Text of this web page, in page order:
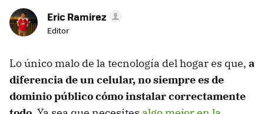
Eric Ramirez
Editor
Lo único malo de la tecnología del hogar es que, a
diferencia de un celular, no siempre es de
dominio público cómo instalar correctamente